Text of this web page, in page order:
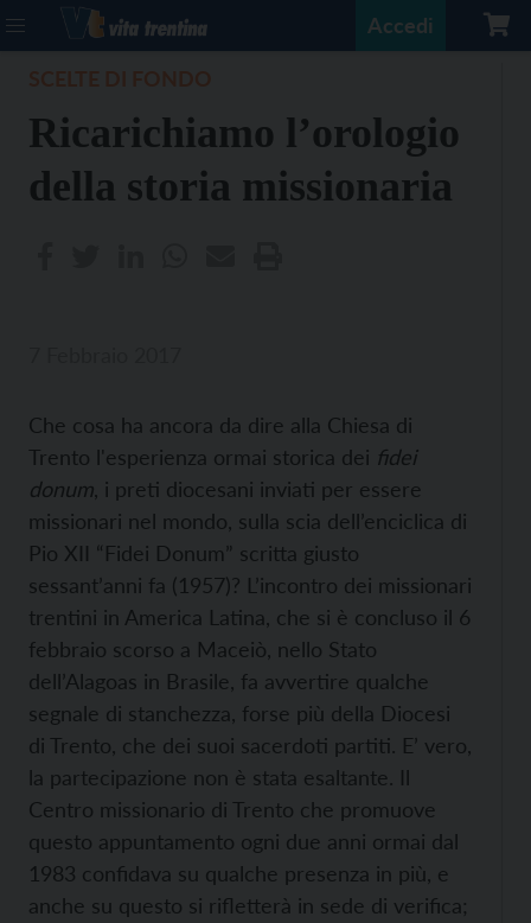
Accedi
Ricarichiamo l’orologio
della storia missionaria
Che cosa ha ancora da dire alla Chiesa di
Trento l'esperienza ormai storica dei fidei
donum , i preti diocesani inviati per essere
missionari nel mondo, sulla scia dell’enciclica di
Pio XII “Fidei Donum” scritta giusto
sessant’anni fa (1957)? L’incontro dei missionari
trentini in America Latina, che si è concluso il 6
febbraio scorso a Maceiò, nello Stato
dell’Alagoas in Brasile, fa avvertire qualche
segnale di stanchezza, forse più della Diocesi
di Trento, che dei suoi sacerdoti partiti. E’ vero,
la partecipazione non è stata esaltante. Il
Centro missionario di Trento che promuove
questo appuntamento ogni due anni ormai dal
1983 confidava su qualche presenza in più, e
anche su questo si rifletterà in sede di verifica;